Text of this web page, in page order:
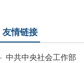
友情链接
中共中央社会工作部